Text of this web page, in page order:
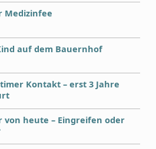
Medizinfee
auf dem Bauernhof
Kontakt – erst 3 Jahre
von heute – Eingreifen oder